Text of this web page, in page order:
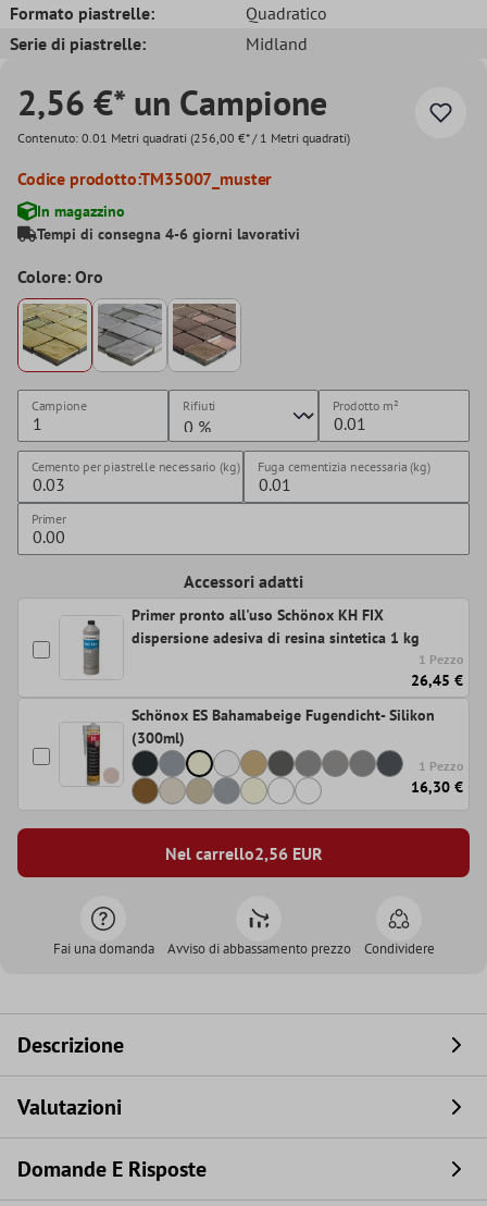
Formato piastrelle:
Quadratico
Serie di piastrelle:
Midland
2,56 €* un Campione
Contenuto: 0.01 Metri quadrati (256,00 €* / 1 Metri quadrati)
Codice prodotto:TM35007_muster
In magazzino
Tempi di consegna 4-6 giorni lavorativi
Colore: Oro
Campione Rifiuti Prodotto m²
Cemento per piastrelle necessario (kg) Fuga cementizia necessaria (kg)
Primer
Accessori adatti
Primer pronto all'uso Schönox KH FIX
dispersione adesiva di resina sintetica 1 kg
1 Pezzo
26,45 €
Schönox ES Bahamabeige Fugendicht- Silikon
(300ml)
1 Pezzo
16,30 €
Nel carrello2,56EUR
Fai una domanda Avviso di abbassamento prezzo Condividere
Descrizione
Valutazioni
Domande E Risposte